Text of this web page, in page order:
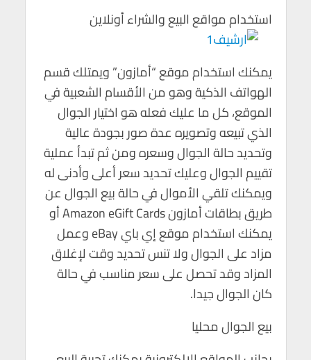
استخدام مواقع البيع والشراء أونلاين
يمكنك استخدام موقع “أمازون” ويمتلك قسم
الهواتف الذكية وهو من الأقسام الشعبية في
الموقع، كل ما عليك فعله هو اختيار الجوال
الذي تبيعه وتصويره عدة صور بجودة عالية
وتحديد حالة الجوال وسعره ومن ثم تبدأ عملية
تقييم الجوال وعليك تحديد سعر أعلى وأدنى له
ويمكنك تلقي الأموال في حالة بيع الجوال عن
طريق بطاقات أمازون Amazon eGift Cards أو
يمكنك استخدام موقع إي باي eBay وعمل
مزاد على الجوال ولا تنس تحديد وقت لإغلاق
المزاد وقد تحصل على سعر مناسب في حالة
كان الجوال جيدا.
بيع الجوال محليا